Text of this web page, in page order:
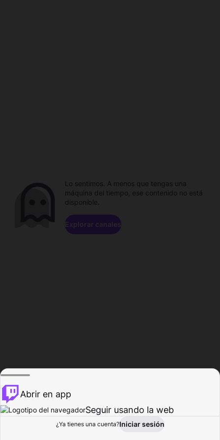
Explorar Actividad
Lo sentimos. A menos que tengas una
máquina del tiempo, ese contenido no está
disponible.
Explorar canales
Abrir en app
Seguir usando la web
¿Ya tienes una cuenta?Iniciar sesión